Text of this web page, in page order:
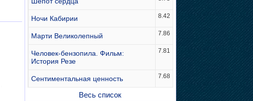
Ночи Кабирии 8.42
Марти Великолепный 7.86
Человек-бензопила. Фильм:
История Резе
7.81
Сентиментальная ценность 7.68
Весь список